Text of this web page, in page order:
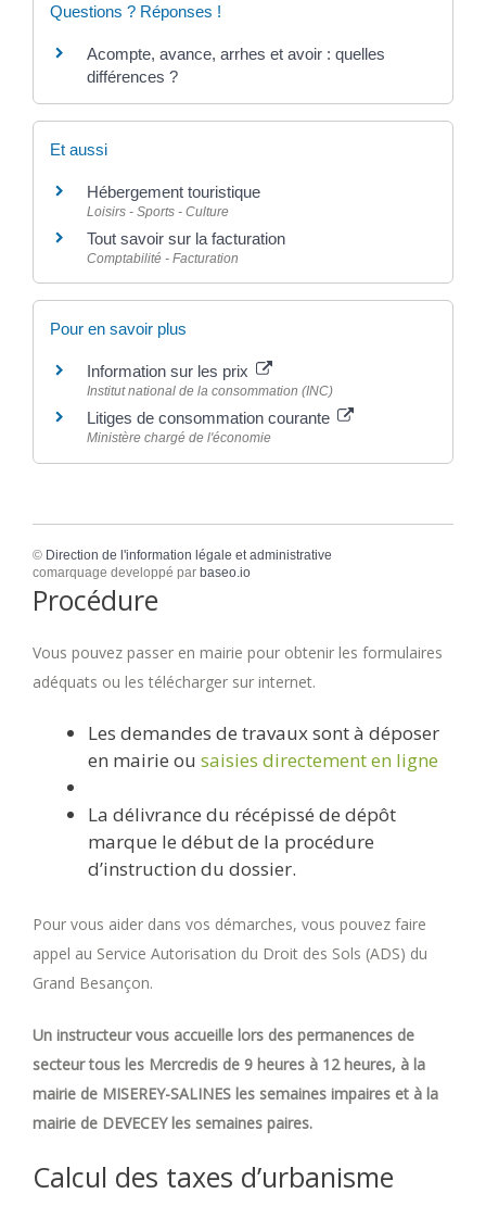
Questions ? Réponses !
Acompte, avance, arrhes et avoir : quelles
différences ?
Et aussi
Hébergement touristique
Loisirs - Sports - Culture
Tout savoir sur la facturation
Comptabilité - Facturation
Pour en savoir plus
Information sur les prix
Institut national de la consommation (INC)
Litiges de consommation courante
Ministère chargé de l'économie
© Direction de l'information légale et administrative
comarquage developpé par baseo.io
Procédure
Vous pouvez passer en mairie pour obtenir les formulaires
adéquats ou les télécharger sur internet.
Les demandes de travaux sont à déposer
en mairie ou saisies directement en ligne
La délivrance du récépissé de dépôt
marque le début de la procédure
d’instruction du dossier.
Pour vous aider dans vos démarches, vous pouvez faire
appel au Service Autorisation du Droit des Sols (ADS) du
Grand Besançon.
Un instructeur vous accueille lors des permanences de
secteur tous les Mercredis de 9 heures à 12 heures, à la
mairie de MISEREY-SALINES les semaines impaires et à la
mairie de DEVECEY les semaines paires.
Calcul des taxes d’urbanisme